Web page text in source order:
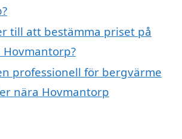
till att bestämma priset på
professionell för bergvärme
nära Hovmantorp